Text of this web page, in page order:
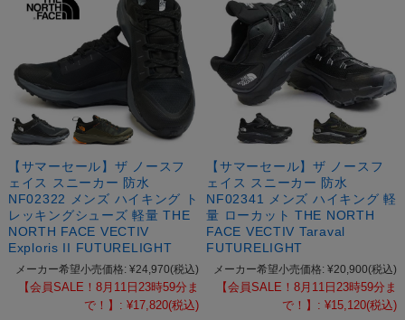
【サマーセール】ザ ノースフ
ェイス スニーカー 防水
NF02322 メンズ ハイキング ト
レッキングシューズ 軽量 THE
NORTH FACE VECTIV
Exploris II FUTURELIGHT
メーカー希望小売価格: ¥24,970(税込)
【会員SALE！8月11日23時59分ま
で！】: ¥17,820(税込)
【サマーセール】ザ ノースフ
ェイス スニーカー 防水
NF02341 メンズ ハイキング 軽
量 ローカット THE NORTH
FACE VECTIV Taraval
FUTURELIGHT
メーカー希望小売価格: ¥20,900(税込)
【会員SALE！8月11日23時59分ま
で！】: ¥15,120(税込)